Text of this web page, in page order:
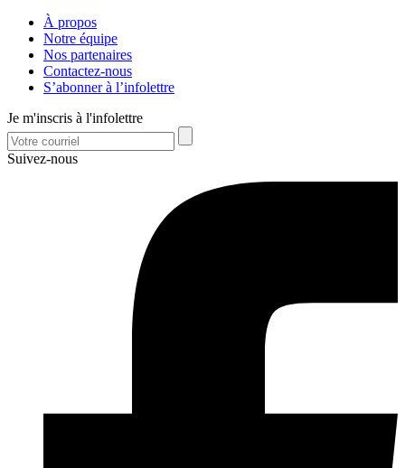
À propos
Notre équipe
Nos partenaires
Contactez-nous
S’abonner à l’infolettre
Je m'inscris à l'infolettre
Suivez-nous